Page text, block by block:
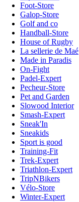
Foot-Store
Galop-Store
Golf and co
Handball-Store
House of Rugby
La sellerie de Maé
Made in Paradis
On-Fight
Padel-Expert
Pecheur-Store
Pet and Garden
Slowood Interior
Smash-Expert
Sneak'In
Sneakids
Sport is good
Training-Fit
Trek-Expert
Triathlon-Expert
TripNBikers
Vélo-Store
Winter-Expert